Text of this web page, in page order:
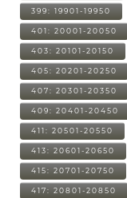
399: 19901-19950
401: 20001-20050
403: 20101-20150
405: 20201-20250
407: 20301-20350
409: 20401-20450
411: 20501-20550
413: 20601-20650
415: 20701-20750
417: 20801-20850